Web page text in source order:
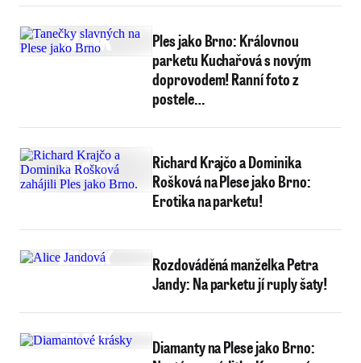
Ples jako Brno: Královnou
parketu Kuchařová s novým
doprovodem! Ranní foto z
postele…
Richard Krajčo a Dominika
Rošková na Plese jako Brno:
Erotika na parketu!
Rozdováděná manželka Petra
Jandy: Na parketu jí ruply šaty!
Diamanty na Plese jako Brno: